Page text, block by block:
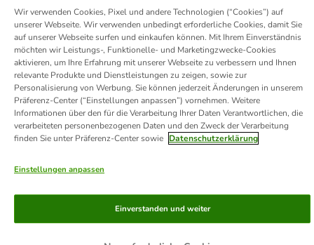
Wir verwenden Cookies, Pixel und andere Technologien (“Cookies”) auf
unserer Webseite. Wir verwenden unbedingt erforderliche Cookies, damit Sie
auf unserer Webseite surfen und einkaufen können. Mit Ihrem Einverständnis
möchten wir Leistungs-, Funktionelle- und Marketingzwecke-Cookies
aktivieren, um Ihre Erfahrung mit unserer Webseite zu verbessern und Ihnen
relevante Produkte und Dienstleistungen zu zeigen, sowie zur
Personalisierung von Werbung. Sie können jederzeit Änderungen in unserem
Präferenz-Center (“Einstellungen anpassen”) vornehmen. Weitere
Informationen über den für die Verarbeitung Ihrer Daten Verantwortlichen, die
verarbeiteten personenbezogenen Daten und den Zweck der Verarbeitung
finden Sie unter Präferenz-Center sowie Datenschutzerklärung
Einstellungen anpassen
Einverstanden und weiter